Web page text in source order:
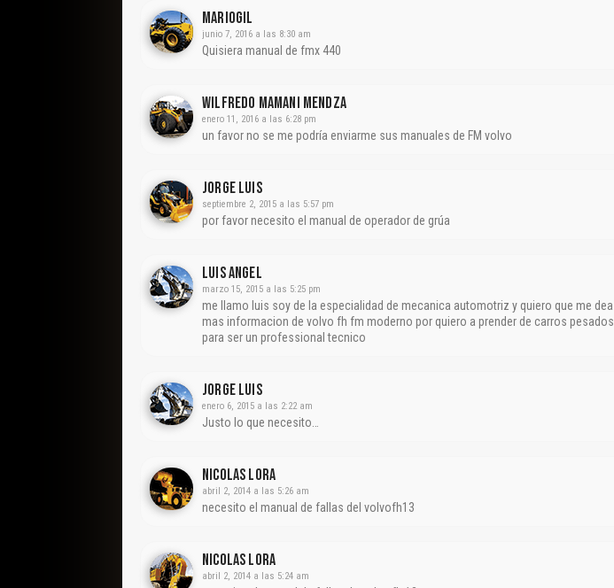
Mariogil
junio 7, 2016 a las 8:30 am
Quisiera manual de fmx 440
WILFREDO MAMANI MENDZA
enero 11, 2016 a las 6:28 pm
un favor no se me podría enviarme sus manuales de FM volvo
Jorge Luis
septiembre 2, 2015 a las 5:57 pm
por favor necesito el manual de operador de grúa
Luis Angel
marzo 15, 2015 a las 5:25 pm
me llamo luis soy de la especialidad de mecanica automotriz y quiero que me dea
mas informacion de volvo fh fm moderno por quiero a prender de carros pesados
para ser un professional tecnico
Jorge Luis
enero 6, 2015 a las 2:22 am
Justo lo que necesito…
Nicolas Lora
abril 2, 2014 a las 5:26 am
necesito el manual de fallas del volvofh13
Nicolas Lora
abril 2, 2014 a las 5:24 am